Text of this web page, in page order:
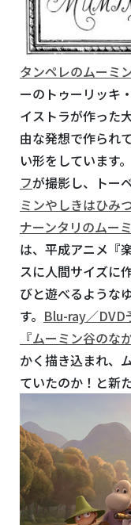
タンペレのムーミ
ーのトゥーリッキ
イストラが作った
由な発想で作られ
い形をしています
フが撮影し、トー
ミンやしきはひみ
ナーンタリのムー
は、平成アニメ『
スに人間サイズに
びと遊べるような
す。 Blu-ray／DVD
『ムーミン谷のな
かく描き込まれ、
ていたのか！と新